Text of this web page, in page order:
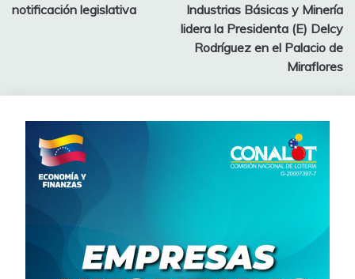
notificación legislativa
Industrias Básicas y Minería
lidera la Presidenta (E) Delcy
Rodríguez en el Palacio de
Miraflores